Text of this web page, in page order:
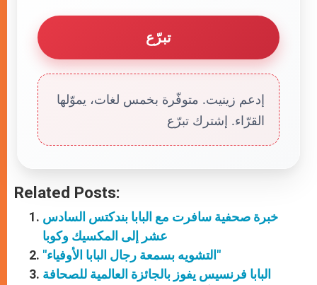
تبرّع
إدعم زينيت. متوفّرة بخمس لغات، يموّلها
القرّاء. إشترك تبرّع
Related Posts:
خبرة صحفية سافرت مع البابا بندكتس السادس
عشر إلى المكسيك وكوبا
"التشويه بسمعة رجال البابا الأوفياء"
البابا فرنسيس يفوز بالجائزة العالمية للصحافة